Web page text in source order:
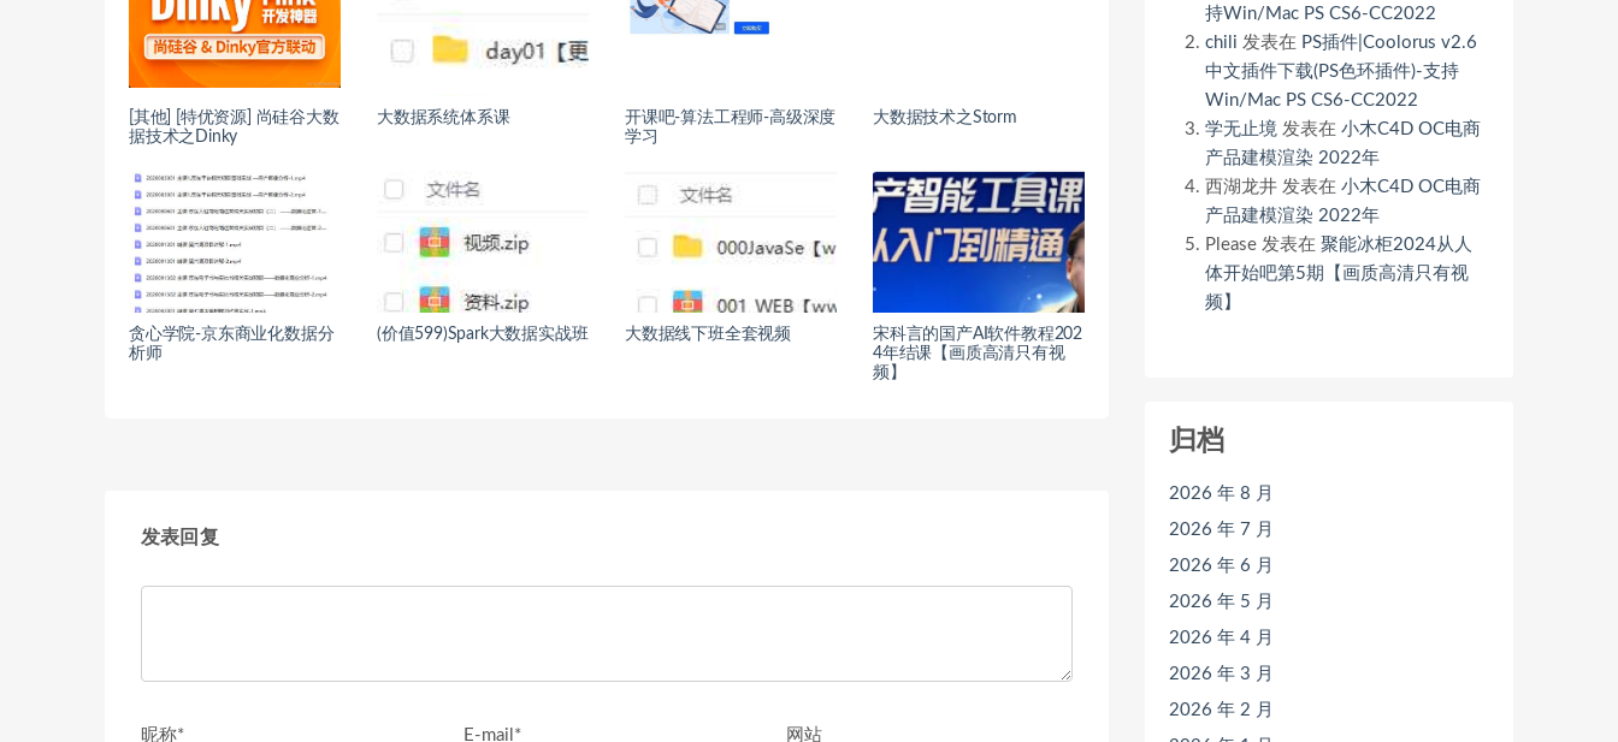
[其他] [特优资源] 尚硅谷大数
据技术之Dinky
大数据系统体系课
开课吧-算法工程师-高级深度
学习
大数据技术之Storm
贪心学院-京东商业化数据分
析师
(价值599)Spark大数据实战班 大数据线下班全套视频
宋科言的国产AI软件教程202
4年结课【画质高清只有视
频】
发表回复
昵称* E-mail* 网站
持Win/Mac PS CS6-CC2022
chili 发表在 PS插件|Coolorus v2.6
中文插件下载(PS色环插件)-支持
Win/Mac PS CS6-CC2022
学无止境 发表在 小木C4D OC电商
产品建模渲染 2022年
西湖龙井 发表在 小木C4D OC电商
产品建模渲染 2022年
Please 发表在 聚能冰柜2024从人
体开始吧第5期【画质高清只有视
频】
归档
2026 年 8 月
2026 年 7 月
2026 年 6 月
2026 年 5 月
2026 年 4 月
2026 年 3 月
2026 年 2 月